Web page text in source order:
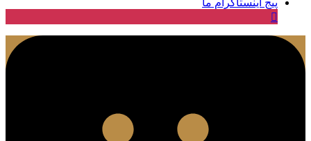
پیج اینستاگرام ما